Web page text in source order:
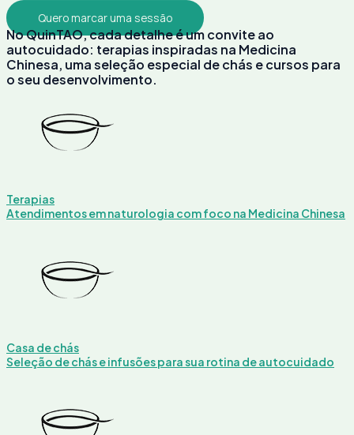
Quero marcar uma sessão
No QuinTAO, cada detalhe é um convite ao
autocuidado: terapias inspiradas na Medicina
Chinesa, uma seleção especial de chás e cursos para
o seu desenvolvimento.
Terapias
Atendimentos em naturologia com foco na Medicina Chinesa
Casa de chás
Seleção de chás e infusões para sua rotina de autocuidado